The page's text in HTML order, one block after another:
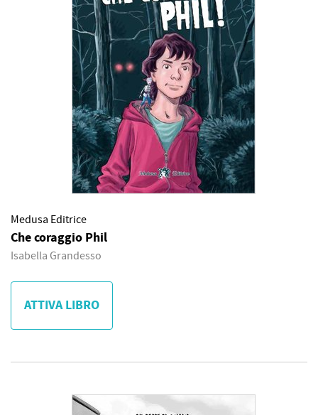
Medusa Editrice
Che coraggio Phil
Isabella Grandesso
ATTIVA LIBRO